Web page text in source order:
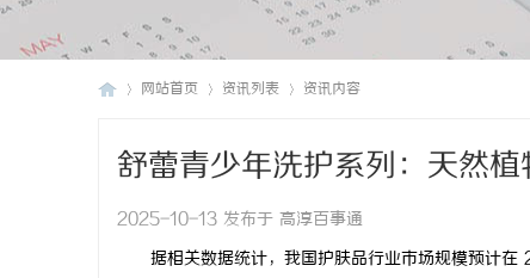
网站首页 资讯列表 资讯内容
舒蕾青少年洗护系列：天然
2025-10-13 发布于 高淳百事通
据相关数据统计，我国护肤品行业市场规模预计